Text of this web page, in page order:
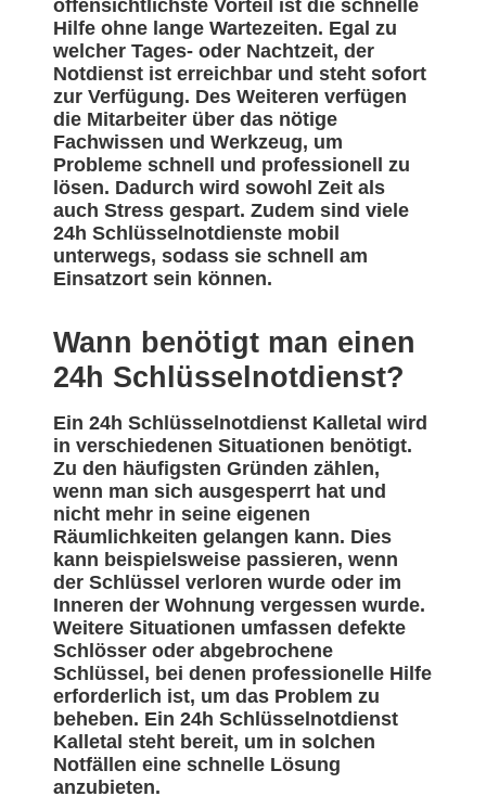
offensichtlichste Vorteil ist die schnelle
Hilfe ohne lange Wartezeiten. Egal zu
welcher Tages- oder Nachtzeit, der
Notdienst ist erreichbar und steht sofort
zur Verfügung. Des Weiteren verfügen
die Mitarbeiter über das nötige
Fachwissen und Werkzeug, um
Probleme schnell und professionell zu
lösen. Dadurch wird sowohl Zeit als
auch Stress gespart. Zudem sind viele
24h Schlüsselnotdienste mobil
unterwegs, sodass sie schnell am
Einsatzort sein können.
Wann benötigt man einen
24h Schlüsselnotdienst?
Ein 24h Schlüsselnotdienst Kalletal wird
in verschiedenen Situationen benötigt.
Zu den häufigsten Gründen zählen,
wenn man sich ausgesperrt hat und
nicht mehr in seine eigenen
Räumlichkeiten gelangen kann. Dies
kann beispielsweise passieren, wenn
der Schlüssel verloren wurde oder im
Inneren der Wohnung vergessen wurde.
Weitere Situationen umfassen defekte
Schlösser oder abgebrochene
Schlüssel, bei denen professionelle Hilfe
erforderlich ist, um das Problem zu
beheben. Ein 24h Schlüsselnotdienst
Kalletal steht bereit, um in solchen
Notfällen eine schnelle Lösung
anzubieten.